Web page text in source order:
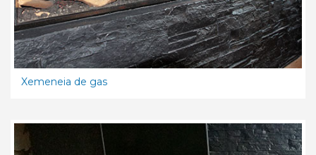
Xemeneia de gas